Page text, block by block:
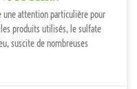
une attention particulière pour
produits utilisés, le sulfate
suscite de nombreuses